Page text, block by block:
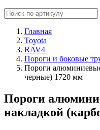
Главная
Toyota
RAV4
Пороги и боковые
Пороги
черные) 1720 мм
Пороги
накладкой